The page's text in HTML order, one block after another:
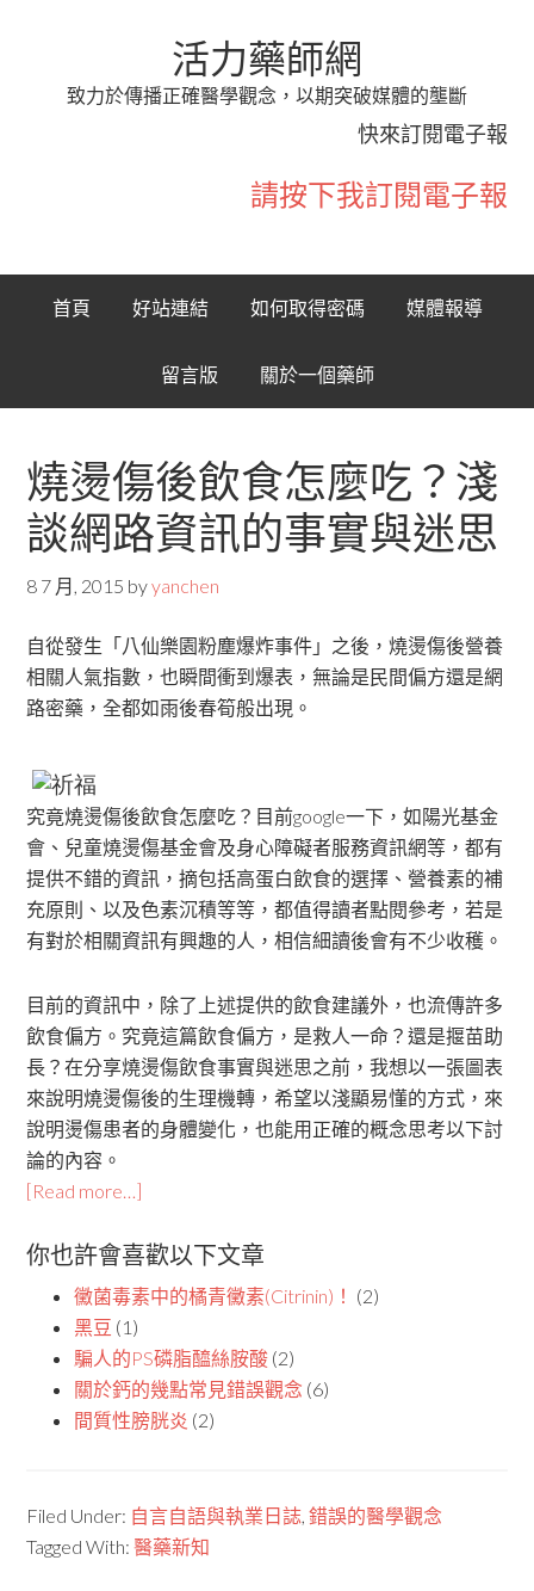
活力藥師網
致力於傳播正確醫學觀念，以期突破媒體的壟斷
快來訂閱電子報
請按下我訂閱電子報
首頁 好站連結 如何取得密碼 媒體報導
留言版 關於一個藥師
燒燙傷後飲食怎麼吃？淺
談網路資訊的事實與迷思
8 7 月, 2015 byyanchen
自從發生「八仙樂園粉塵爆炸事件」之後，燒燙傷後營養
相關人氣指數，也瞬間衝到爆表，無論是民間偏方還是網
路密藥，全都如雨後春筍般出現。
究竟燒燙傷後飲食怎麼吃？目前google一下，如陽光基金
會、兒童燒燙傷基金會及身心障礙者服務資訊網等，都有
提供不錯的資訊，摘包括高蛋白飲食的選擇、營養素的補
充原則、以及色素沉積等等，都值得讀者點閱參考，若是
有對於相關資訊有興趣的人，相信細讀後會有不少收穫。
目前的資訊中，除了上述提供的飲食建議外，也流傳許多
飲食偏方。究竟這篇飲食偏方，是救人一命？還是揠苗助
長？在分享燒燙傷飲食事實與迷思之前，我想以一張圖表
來說明燒燙傷後的生理機轉，希望以淺顯易懂的方式，來
說明燙傷患者的身體變化，也能用正確的概念思考以下討
論的內容。
[Read more…]
你也許會喜歡以下文章
黴菌毒素中的橘青黴素(Citrinin)！ (2)
黑豆 (1)
騙人的PS磷脂醯絲胺酸 (2)
關於鈣的幾點常見錯誤觀念 (6)
間質性膀胱炎 (2)
Filed Under: 自言自語與執業日誌,錯誤的醫學觀念
Tagged With:醫藥新知